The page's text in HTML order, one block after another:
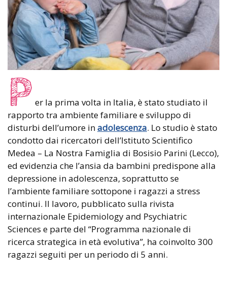
P er la prima volta in Italia, è stato studiato il
rapporto tra ambiente familiare e sviluppo di
disturbi dell’umore inadolescenza. Lo studio è stato
condotto dai ricercatori dell’Istituto Scientifico
Medea – La Nostra Famiglia di Bosisio Parini (Lecco),
ed evidenzia che l’ansia da bambini predispone alla
depressione in adolescenza, soprattutto se
l’ambiente familiare sottopone i ragazzi a stress
continui. Il lavoro, pubblicato sulla rivista
internazionale Epidemiology and Psychiatric
Sciences e parte del “Programma nazionale di
ricerca strategica in età evolutiva”, ha coinvolto 300
ragazzi seguiti per un periodo di 5 anni.